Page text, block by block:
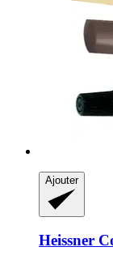
Ajouter
Heissner